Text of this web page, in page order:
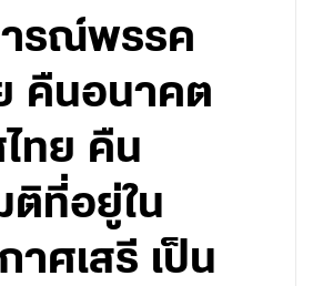
รณ์พรรค
คืนอนาคต
ไทย คืน
ติที่อยู่ใน
าศเสรี เป็น